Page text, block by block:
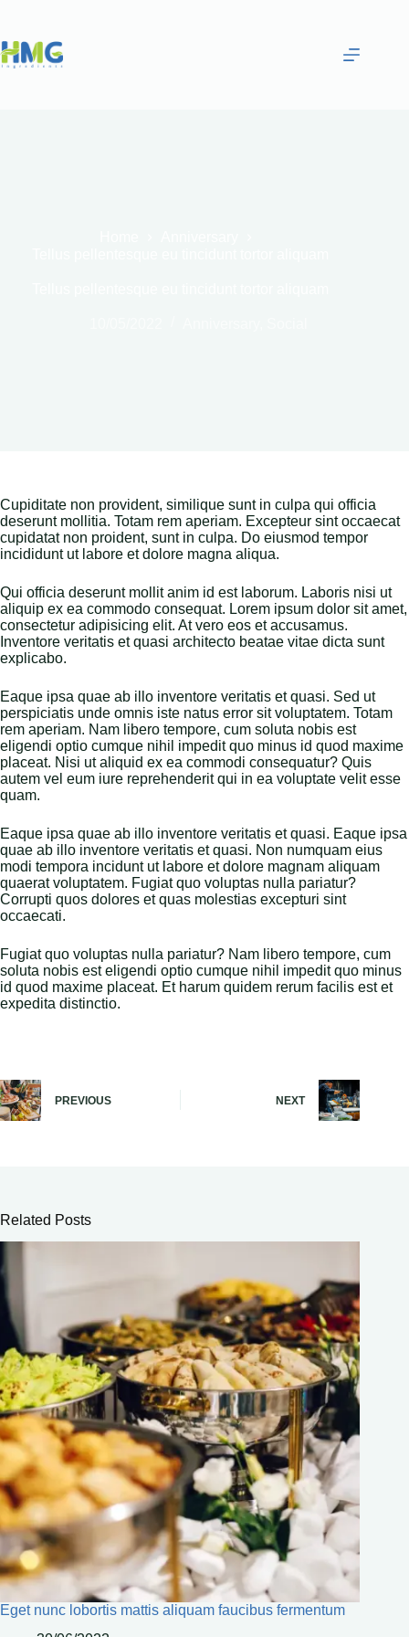
Cupiditate non provident, similique sunt in culpa qui officia
deserunt mollitia. Totam rem aperiam. Excepteur sint occaecat
cupidatat non proident, sunt in culpa. Do eiusmod tempor
incididunt ut labore et dolore magna aliqua.
Qui officia deserunt mollit anim id est laborum. Laboris nisi ut
aliquip ex ea commodo consequat. Lorem ipsum dolor sit amet,
consectetur adipisicing elit. At vero eos et accusamus.
Inventore veritatis et quasi architecto beatae vitae dicta sunt
explicabo.
Eaque ipsa quae ab illo inventore veritatis et quasi. Sed ut
perspiciatis unde omnis iste natus error sit voluptatem. Totam
rem aperiam. Nam libero tempore, cum soluta nobis est
eligendi optio cumque nihil impedit quo minus id quod maxime
placeat. Nisi ut aliquid ex ea commodi consequatur? Quis
autem vel eum iure reprehenderit qui in ea voluptate velit esse
quam.
Eaque ipsa quae ab illo inventore veritatis et quasi. Eaque ipsa
quae ab illo inventore veritatis et quasi. Non numquam eius
modi tempora incidunt ut labore et dolore magnam aliquam
quaerat voluptatem. Fugiat quo voluptas nulla pariatur?
Corrupti quos dolores et quas molestias excepturi sint
occaecati.
Fugiat quo voluptas nulla pariatur? Nam libero tempore, cum
soluta nobis est eligendi optio cumque nihil impedit quo minus
id quod maxime placeat. Et harum quidem rerum facilis est et
expedita distinctio.
PREVIOUS NEXT
Related Posts
Eget nunc lobortis mattis aliquam faucibus fermentum